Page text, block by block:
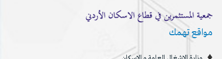
مواقع تهمك